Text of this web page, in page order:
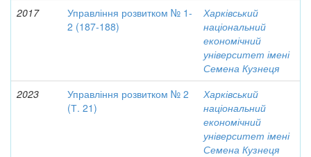
2017
Управління розвитком № 1-
2 (187-188)
Харківський
національний
економічний
університет імені
Семена Кузнеця
2023
Управління розвитком № 2
(Т. 21)
Харківський
національний
економічний
університет імені
Семена Кузнеця